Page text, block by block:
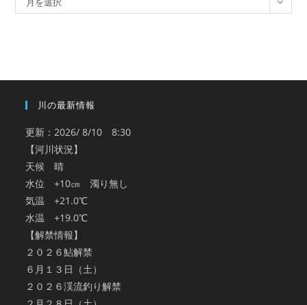
ー
川の最新情報
更新：2026/ 8/10 8:30
【河川状況】
天候 晴
水位 +10㎝ 濁り無し
気温 +21.0℃
水温 +19.0℃
【解禁情報】
２０２６鮎解禁
６月１３日（土）
２０２６渓流釣り解禁